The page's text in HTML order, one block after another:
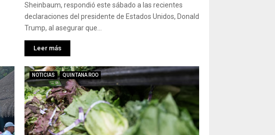
Sheinbaum, respondió este sábado a las recientes
declaraciones del presidente de Estados Unidos, Donald
Trump, al asegurar que...
Leer más
NOTICIAS QUINTANA ROO